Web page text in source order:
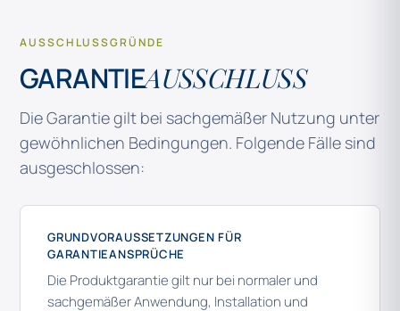
AUSSCHLUSSGRÜNDE
GARANTIEAUSSCHLUSS
Die Garantie gilt bei sachgemäßer Nutzung unter
gewöhnlichen Bedingungen. Folgende Fälle sind
ausgeschlossen:
GRUNDVORAUSSETZUNGEN FÜR
GARANTIEANSPRÜCHE
Die Produktgarantie gilt nur bei normaler und
sachgemäßer Anwendung, Installation und